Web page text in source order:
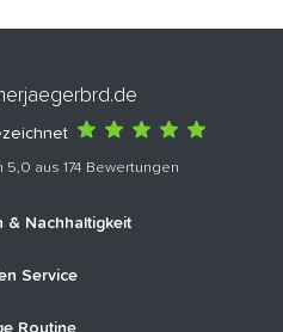
5,0 aus 174 Bewertungen
& Nachhaltigkeit
Service
Routine